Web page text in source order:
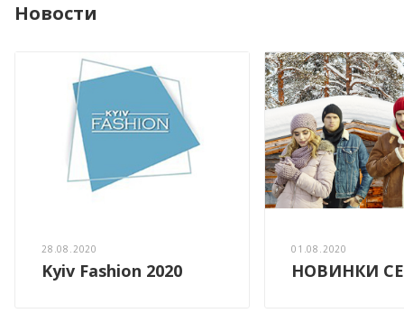
Новости
28.08.2020
Kyiv Fashion 2020
01.08.2020
НОВИНКИ